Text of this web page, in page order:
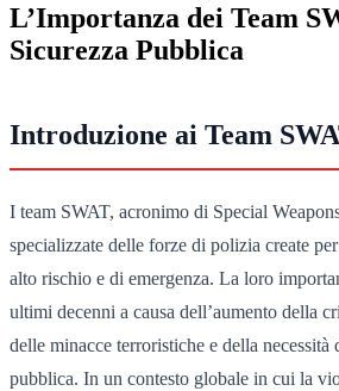
L’Importanza dei Team
Sicurezza Pubblica
Introduzione ai Team
I team SWAT, acronimo di Special
specializzate delle forze di polizia create
alto rischio e di emergenza. La loro
ultimi decenni a causa dell’aumento della
delle minacce terroristiche e della necessità
pubblica. In un contesto globale in cui la